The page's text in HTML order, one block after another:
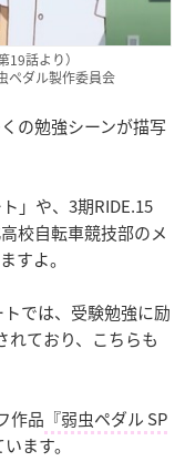
19話より）
ペダル製作委員会
の勉強シーンが描写
」や、3期RIDE.15
校自転車競技部のメ
すよ。
では、受験勉強に励
れており、こちらも
作品 『弱虫ペダル SP
ます。